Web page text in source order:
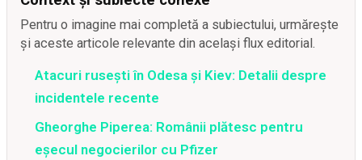
Pentru o imagine mai completă a subiectului, urmărește
și aceste articole relevante din același flux editorial.
Atacuri rusești în Odesa și Kiev: Detalii despre
incidentele recente
Gheorghe Piperea: Românii plătesc pentru
eșecul negocierilor cu Pfizer